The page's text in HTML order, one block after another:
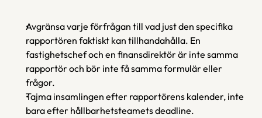
Avgränsa varje förfrågan till vad just den specifika
rapportören faktiskt kan tillhandahålla. En
fastighetschef och en finansdirektör är inte samma
rapportör och bör inte få samma formulär eller
frågor.
Tajma insamlingen efter rapportörens kalender, inte
bara efter hållbarhetsteamets deadline.